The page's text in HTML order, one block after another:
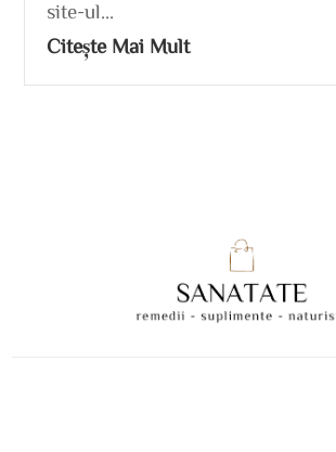
site-ul...
Citește Mai Mult